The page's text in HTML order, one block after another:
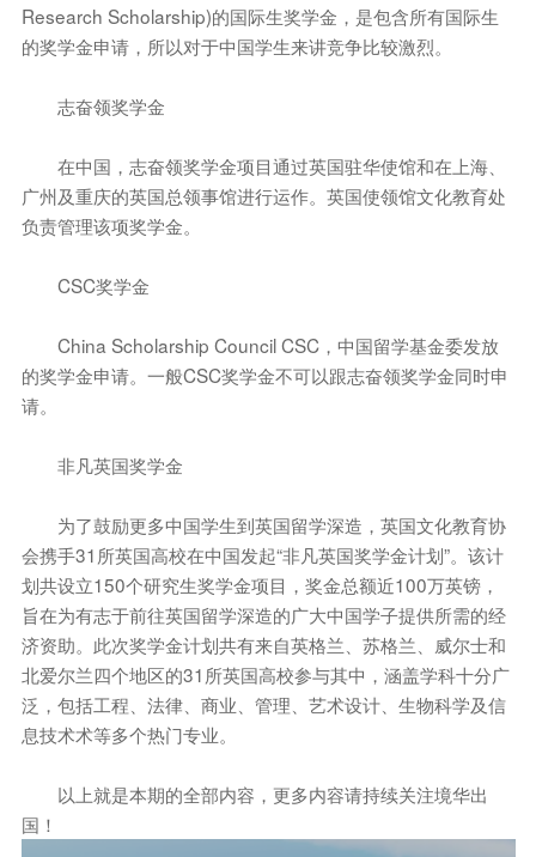
Research Scholarship)的国际生奖学金，是包含所有国际生
的奖学金申请，所以对于中国学生来讲竞争比较激烈。
志奋领奖学金
在中国，志奋领奖学金项目通过英国驻华使馆和在上海、
广州及重庆的英国总领事馆进行运作。英国使领馆文化教育处
负责管理该项奖学金。
CSC奖学金
China Scholarship Council CSC，中国留学基金委发放
的奖学金申请。一般CSC奖学金不可以跟志奋领奖学金同时申
请。
非凡英国奖学金
为了鼓励更多中国学生到英国留学深造，英国文化教育协
会携手31所英国高校在中国发起“非凡英国奖学金计划”。该计
划共设立150个研究生奖学金项目，奖金总额近100万英镑，
旨在为有志于前往英国留学深造的广大中国学子提供所需的经
济资助。此次奖学金计划共有来自英格兰、苏格兰、威尔士和
北爱尔兰四个地区的31所英国高校参与其中，涵盖学科十分广
泛，包括工程、法律、商业、管理、艺术设计、生物科学及信
息技术术等多个热门专业。
以上就是本期的全部内容，更多内容请持续关注境华出
国！